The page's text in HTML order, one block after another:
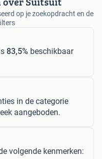
op je zoekopdracht en de
83,5% beschikbaar
in de categorie
aangeboden.
volgende kenmerken: